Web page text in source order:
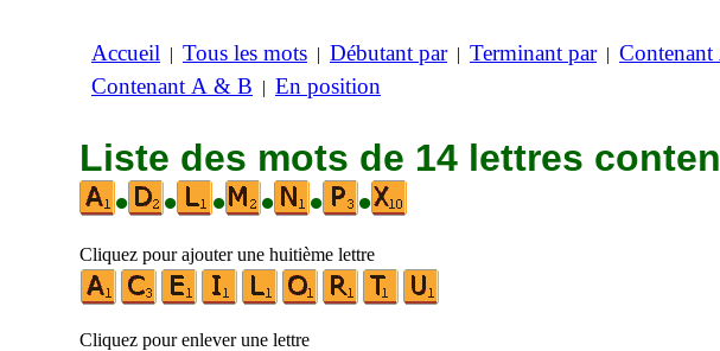
Accueil | Tous les mots | Débutant par| Terminant par|
Contenant A & B | En position
Liste des mots de 14 lettres
•
• • • • •
Cliquez pour ajouter une huitième lettre
Cliquez pour enlever une lettre